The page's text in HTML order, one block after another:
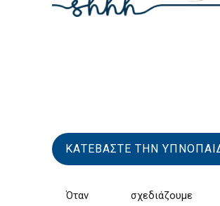
ΚΑΤΕΒΆΣΤΕ ΤΗΝ
Όταν σχεδιάζουμε